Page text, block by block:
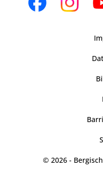
© 2026 -